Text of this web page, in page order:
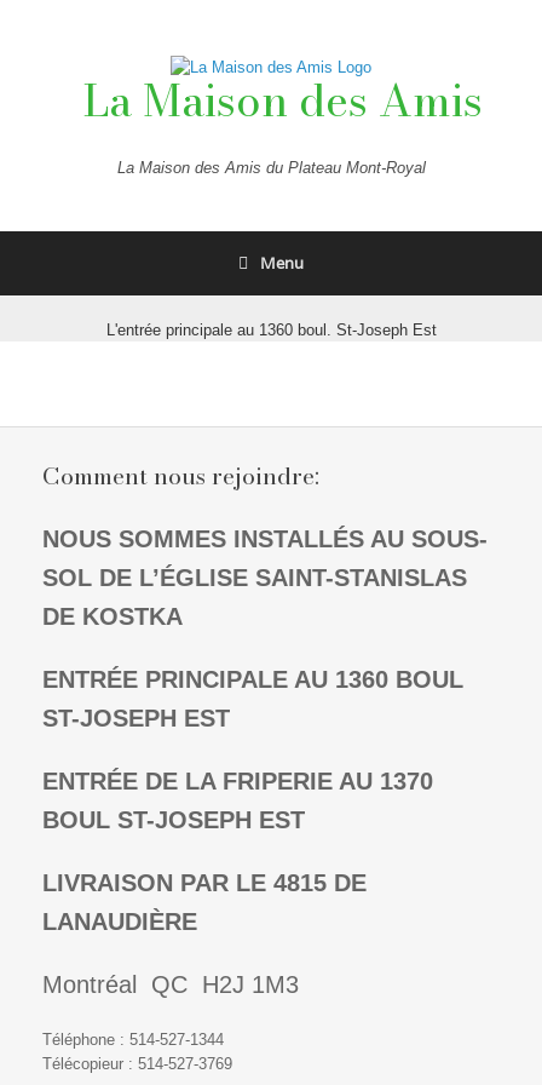
La Maison des Amis
La Maison des Amis du Plateau Mont-Royal
Menu
L'entrée principale au 1360 boul. St-Joseph Est
Comment nous rejoindre:
NOUS SOMMES INSTALLÉS AU SOUS-
SOL DE L’ÉGLISE SAINT-STANISLAS
DE KOSTKA
ENTRÉE PRINCIPALE AU 1360 BOUL
ST-JOSEPH EST
ENTRÉE DE LA FRIPERIE AU 1370
BOUL ST-JOSEPH EST
LIVRAISON PAR LE 4815 DE
LANAUDIÈRE
Montréal QC H2J 1M3
Téléphone : 514-527-1344
Télécopieur : 514-527-3769